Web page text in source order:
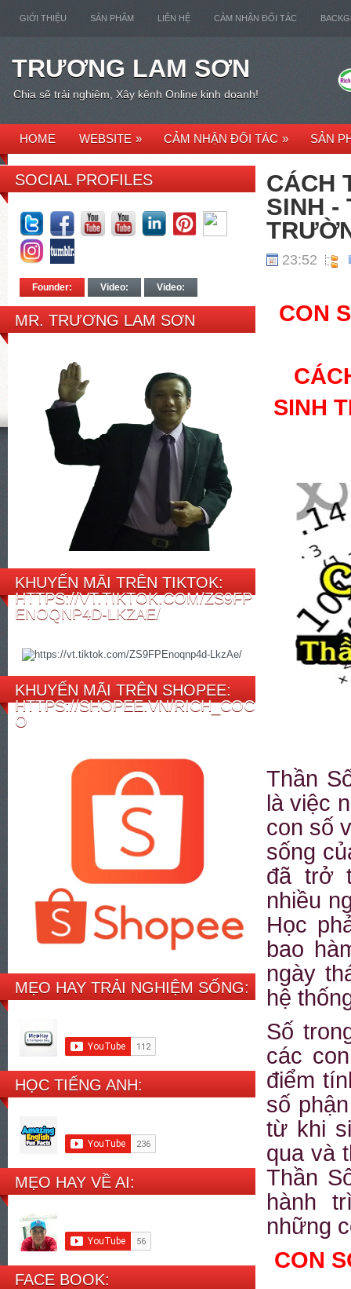
GIỚI THIỆU SẢN PHẨM LIÊN HỆ CẢM NHẬN ĐỐI TÁC
TRƯƠNG LAM SƠN
Chia sẽ trải nghiệm, Xây kênh Online kinh doanh!
HOME WEBSITE » CẢM NHẬN ĐỐI TÁC » SẢN
SOCIAL PROFILES
Founder: Video: Video:
MR. TRƯƠNG LAM SƠN
KHUYẾN MÃI TRÊN TIKTOK:
HTTPS://VT.TIKTOK.COM/ZS9FP
ENOQNP4D-LKZAE/
KHUYẾN MÃI TRÊN SHOPEE:
HTTPS://SHOPEE.VN/RICH_COC
O
MẸO HAY TRẢI NGHIỆM SỐNG:
HỌC TIẾNG ANH:
MẸO HAY VỀ AI:
FACE BOOK:
CÁCH
SINH -
23:52
CON S
SINH
Thần S
là việc
con số
sống củ
đã trở
nhiều
Học ph
bao
ngày
hệ thố
Số
các
điểm
số phậ
từ khi
qua và
Thần S
hành
những
CON S